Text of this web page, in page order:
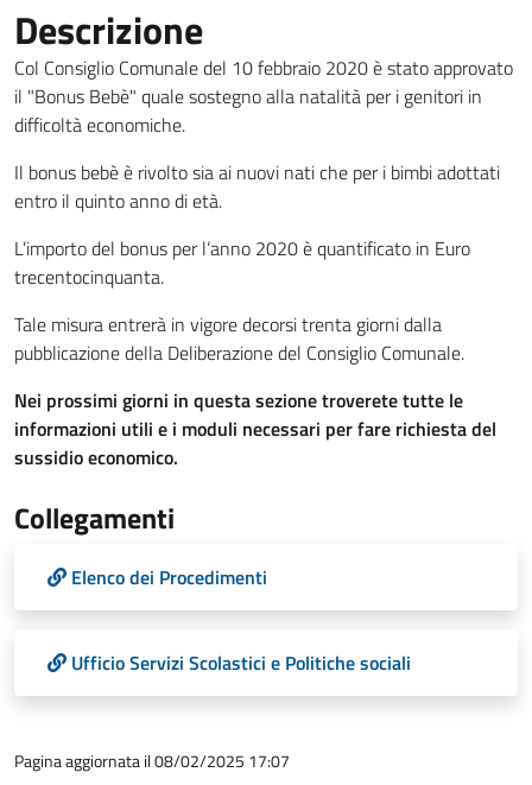
Descrizione
Col Consiglio Comunale del 10 febbraio 2020 è stato approvato
il "Bonus Bebè" quale sostegno alla natalità per i genitori in
difficoltà economiche.
Il bonus bebè è rivolto sia ai nuovi nati che per i bimbi adottati
entro il quinto anno di età.
L’importo del bonus per l’anno 2020 è quantificato in Euro
trecentocinquanta.
Tale misura entrerà in vigore decorsi trenta giorni dalla
pubblicazione della Deliberazione del Consiglio Comunale.
Nei prossimi giorni in questa sezione troverete tutte le
informazioni utili e i moduli necessari per fare richiesta del
sussidio economico.
Collegamenti
Elenco dei Procedimenti
Ufficio Servizi Scolastici e Politiche sociali
Pagina aggiornata il 08/02/2025 17:07